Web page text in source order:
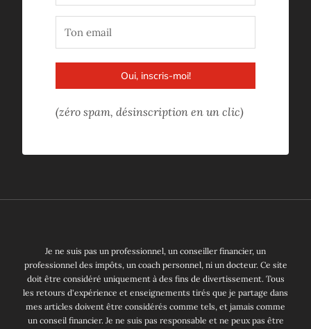
Oui, inscris-moi!
(zéro spam, désinscription en un clic)
Je ne suis pas un professionnel, un conseiller financier, un
professionnel des impôts, un coach personnel, ni un docteur. Ce site
doit être considéré uniquement à des fins de divertissement. Tous
les retours d'expérience et enseignements tirés que je partage dans
mes articles doivent être considérés comme tels, et jamais comme
un conseil financier. Je ne suis pas responsable et ne peux pas être